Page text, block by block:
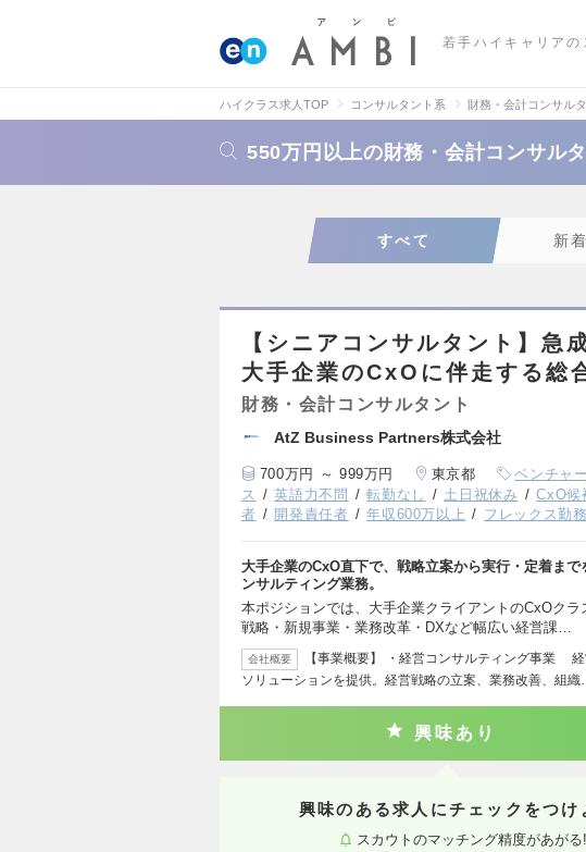
若手ハイキャリアの
ハイクラス求人TOP コンサルタント系 財務・会計コンサル
550万円以上の財務・会計コンサル
すべて 新
【シニアコンサルタント】急
大手企業のCxOに伴走する総
財務・会計コンサルタント
AtZ Business Partners株式会社
700万円 ～ 999万円 東京都 ベンチャ
ス
英語力不問 転勤なし 土日祝休み CxO候
者
開発責任者 年収600万以上 フレックス勤務
大手企業のCxO直下で、戦略立案から実行・定着まで
ンサルティング業務。
本ポジションでは、大手企業クライアントのCxOクラ
戦略・新規事業・業務改革・DXなど幅広い経営課…
会社概要
【事業概要】 ・経営コンサルティング事業
ソリューションを提供。経営戦略の立案、業務改善、組織…
興味あり
興味のある求人にチェックをつけ
スカウトのマッチング精度があがる!